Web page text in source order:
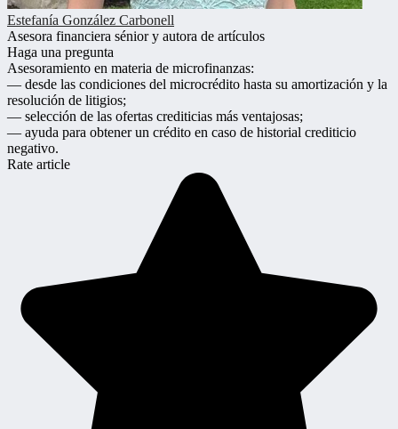
Estefanía González Carbonell
Asesora financiera sénior y autora de artículos
Haga una pregunta
Asesoramiento en materia de microfinanzas:
— desde las condiciones del microcrédito hasta su amortización y la
resolución de litigios;
— selección de las ofertas crediticias más ventajosas;
— ayuda para obtener un crédito en caso de historial crediticio
negativo.
Rate article